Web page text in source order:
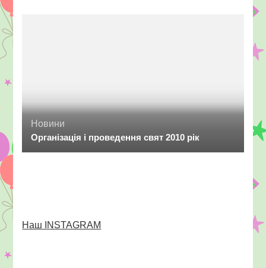
Новини
Організація і проведення свят 2010 рік
Наш INSTAGRAM